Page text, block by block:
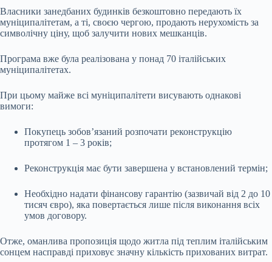
Власники занедбаних будинків безкоштовно передають їх
муніципалітетам, а ті, своєю чергою, продають нерухомість за
символічну ціну, щоб залучити нових мешканців.
Програма вже була реалізована у понад 70 італійських
муніципалітетах.
При цьому майже всі муніципалітети висувають однакові
вимоги:
Покупець зобов’язаний розпочати реконструкцію
протягом 1 – 3 років;
Реконструкція має бути завершена у встановлений термін;
Необхідно надати фінансову гарантію (зазвичай від 2 до 10
тисяч євро), яка повертається лише після виконання всіх
умов договору.
Отже, оманлива пропозиція щодо житла під теплим італійським
сонцем насправді приховує значну кількість прихованих витрат.